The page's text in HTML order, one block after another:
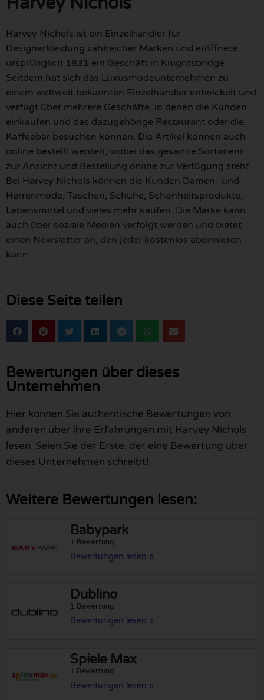
Harvey Nichols ist ein Einzelhändler für
Designerkleidung zahlreicher Marken und eröffnete
ursprünglich 1831 ein Geschäft in Knightsbridge.
Seitdem hat sich das Luxusmodeunternehmen zu
einem weltweit bekannten Einzelhändler entwickelt und
verfügt über mehrere Geschäfte, in denen die Kunden
einkaufen und das dazugehörige Restaurant oder die
Kaffeebar besuchen können. Die Artikel können auch
online bestellt werden, wobei das gesamte Sortiment
zur Ansicht und Bestellung online zur Verfügung steht.
Bei Harvey Nichols können die Kunden Damen- und
Herrenmode, Taschen, Schuhe, Schönheitsprodukte,
Lebensmittel und vieles mehr kaufen. Die Marke kann
auch über soziale Medien verfolgt werden und bietet
einen Newsletter an, den jeder kostenlos abonnieren
kann.
Diese Seite teilen
Bewertungen über dieses
Unternehmen
Hier können Sie authentische Bewertungen von
anderen über ihre Erfahrungen mit Harvey Nichols
lesen. Seien Sie der Erste, der eine Bewertung über
dieses Unternehmen schreibt!
Weitere Bewertungen lesen:
Babypark
1 Bewertung
Bewertungen lesen »
Dublino
1 Bewertung
Bewertungen lesen »
Spiele Max
1 Bewertung
Bewertungen lesen »